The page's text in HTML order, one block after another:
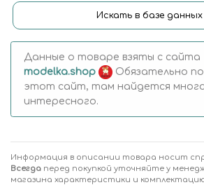
Искать в базе данных
Данные о товаре взяты с сайта
modelka.shop
Обязательно
этот сайт, там найдется много
интересного.
Информация в описании товара носит
Всегда перед покупкой уточняйте у
магазина характеристики и